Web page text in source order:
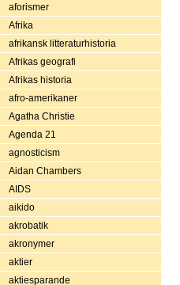
aforismer
Afrika
afrikansk litteraturhistoria
Afrikas geografi
Afrikas historia
afro-amerikaner
Agatha Christie
Agenda 21
agnosticism
Aidan Chambers
AIDS
aikido
akrobatik
akronymer
aktier
aktiesparande